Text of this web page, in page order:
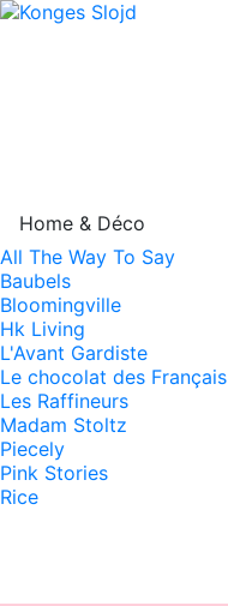
Home & Déco
All The Way To Say
Baubels
Bloomingville
Hk Living
L'Avant Gardiste
Le chocolat des Français
Les Raffineurs
Madam Stoltz
Piecely
Pink Stories
Rice